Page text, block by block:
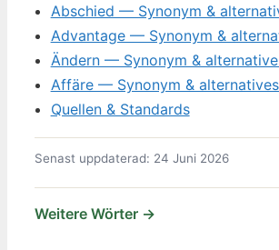
Abschied — Synonym &
Advantage — Synonym &
Ändern — Synonym &
Affäre — Synonym &
Quellen & Standards
Senast uppdaterad: 24 Juni 2026
Weitere Wörter →